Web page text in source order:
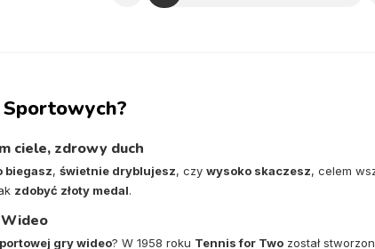
ciele, zdrowy duch
biegasz, świetnie dryblujesz, czy wysoko skaczesz, celem
zdobyć złoty medal.
gry wideo? W 1958 roku Tennis for Two został